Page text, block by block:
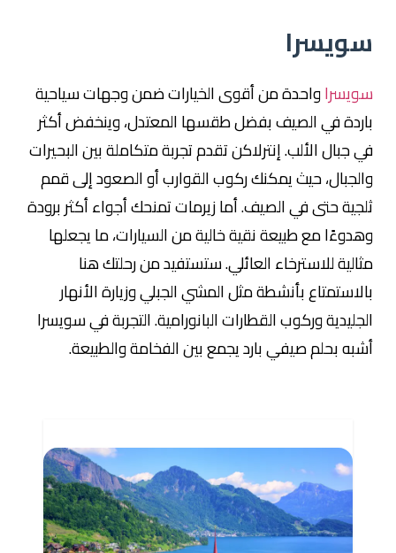
سويسرا
سويسراواحدة من أقوى الخيارات ضمن وجهات سياحية
باردة في الصيف بفضل طقسها المعتدل، وينخفض أكثر
في جبال الألب. إنترلاكن تقدم تجربة متكاملة بين البحيرات
والجبال، حيث يمكنك ركوب القوارب أو الصعود إلى قمم
ثلجية حتى في الصيف. أما زيرمات تمنحك أجواء أكثر برودة
وهدوءًا مع طبيعة نقية خالية من السيارات، ما يجعلها
مثالية للاسترخاء العائلي. ستستفيد من رحلتك هنا
بالاستمتاع بأنشطة مثل المشي الجبلي وزيارة الأنهار
الجليدية وركوب القطارات البانورامية. التجربة في سويسرا
أشبه بحلم صيفي بارد يجمع بين الفخامة والطبيعة.